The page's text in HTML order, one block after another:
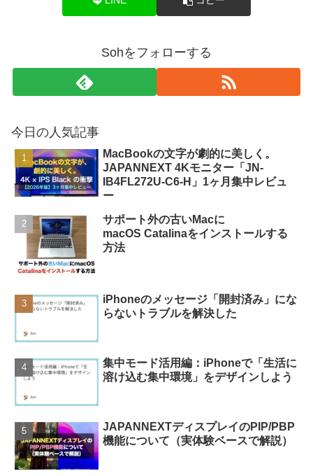
Sohをフォローする
今日の人気記事
MacBookの文字が劇的に美しく。
JAPANNEXT 4Kモニター「JN-
IB4FL272U-C6-H」1ヶ月集中レビュ
ー
サポート外の古いMacに
macOS Catalinaをインストールする
方法
iPhoneのメッセージ「開封済み」にな
らないトラブルを解決した
集中モード活用編：iPhoneで「生活に
溶け込む集中環境」をデザインしよう
JAPANNEXTディスプレイのPIP/PBP
機能について（実体験ベースで解説）